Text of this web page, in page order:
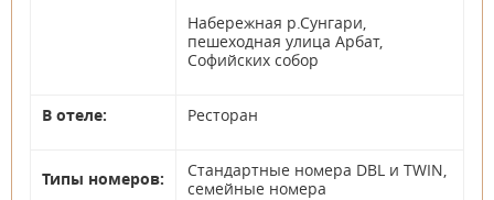
Набережная р.Сунгари,
пешеходная улица Арбат,
Софийских собор
В отеле: Ресторан
Типы номеров:
Стандартные номера DBL и TWIN,
семейные номера